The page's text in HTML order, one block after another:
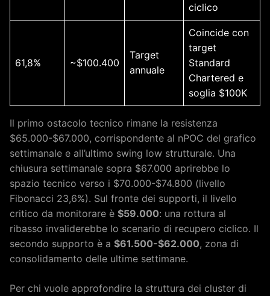
ciclico
61,8% ~$100.400
Target
annuale
Coincide con
target
Standard
Chartered e
soglia $100K
Il primo ostacolo tecnico rimane la resistenza
$65.000-$67.000, corrispondente al nPOC del grafico
settimanale e all’ultimo swing low strutturale. Una
chiusura settimanale sopra $67.000 aprirebbe lo
spazio tecnico verso i $70.000-$74.800 (livello
Fibonacci 23,6%). Sul fronte dei supporti, il livello
critico da monitorare è $59.000: una rottura al
ribasso invaliderebbe lo scenario di recupero ciclico. Il
secondo supporto è a $61.500-$62.000, zona di
consolidamento delle ultime settimane.
Per chi vuole approfondire la struttura dei cluster di